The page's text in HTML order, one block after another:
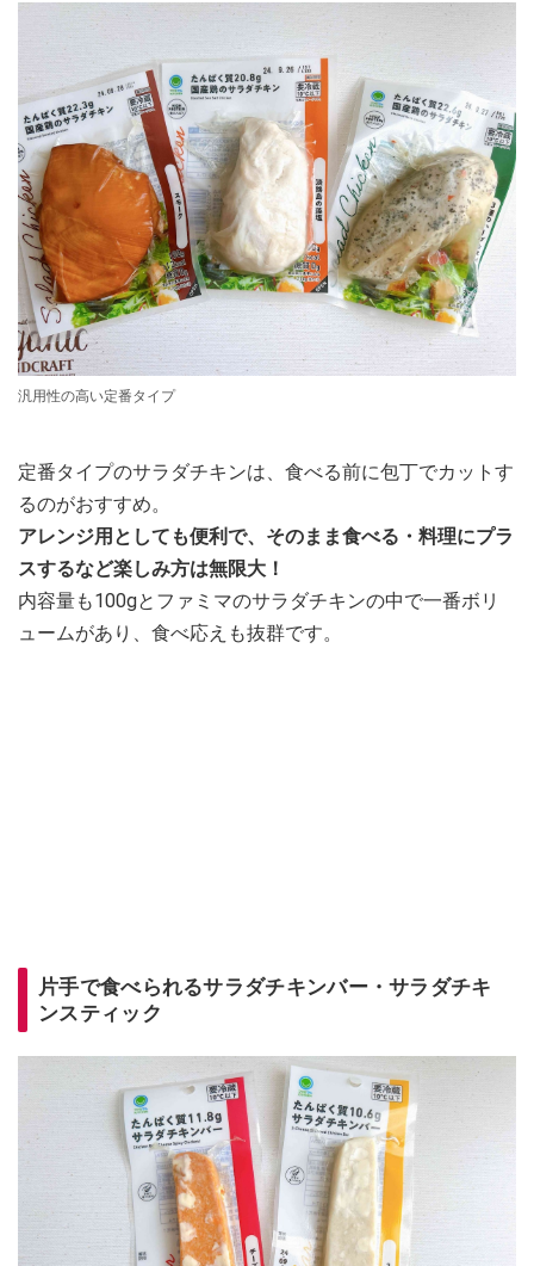
汎用性の高い定番タイプ
定番タイプのサラダチキンは、食べる前に包丁でカットす
るのがおすすめ。
アレンジ用としても便利で、そのまま食べる・料理にプラ
スするなど楽しみ方は無限大！
内容量も100gとファミマのサラダチキンの中で一番ボリ
ュームがあり、食べ応えも抜群です。
片手で食べられるサラダチキンバー・サラダチキ
ンスティック